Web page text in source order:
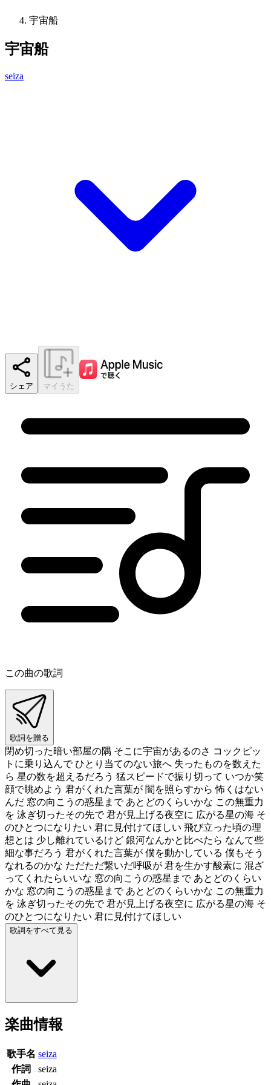
宇宙船
宇宙船
seiza
シェア マイうた
この曲の歌詞
歌詞を贈る
閉め切った暗い部屋の隅 そこに宇宙があるのさ コックピッ
トに乗り込んで ひとり当てのない旅へ 失ったものを数えた
ら 星の数を超えるだろう 猛スピードで振り切って いつか笑
顔で眺めよう 君がくれた言葉が 闇を照らすから 怖くはない
んだ 窓の向こうの惑星まで あとどのくらいかな この無重力
を 泳ぎ切ったその先で 君が見上げる夜空に 広がる星の海 そ
のひとつになりたい 君に見付けてほしい 飛び立った頃の理
想とは 少し離れているけど 銀河なんかと比べたら なんて些
細な事だろう 君がくれた言葉が 僕を動かしている 僕もそう
なれるのかな ただただ繋いだ呼吸が 君を生かす酸素に 混ざ
ってくれたらいいな 窓の向こうの惑星まで あとどのくらい
かな 窓の向こうの惑星まで あとどのくらいかな この無重力
を 泳ぎ切ったその先で 君が見上げる夜空に 広がる星の海 そ
のひとつになりたい 君に見付けてほしい
歌詞をすべて見る
楽曲情報
歌手名 seiza
作詞
seiza